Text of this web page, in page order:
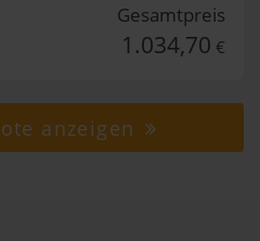
Gesamtpreis
1.034,70 €
anzeigen